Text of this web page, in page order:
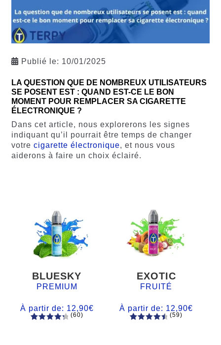
Publié le: 10/01/2025
LA QUESTION QUE DE NOMBREUX UTILISATEURS
SE POSENT EST : QUAND EST-CE LE BON
MOMENT POUR REMPLACER SA CIGARETTE
ÉLECTRONIQUE ?
Dans cet article, nous explorerons les signes
indiquant qu’il pourrait être temps de changer
votre cigarette électronique, et nous vous
aiderons à faire un choix éclairé.
BLUESKY
PREMIUM
À partir de: 12,90€
(60)
EXOTIC
FRUITÉ
À partir de: 12,90€
(59)